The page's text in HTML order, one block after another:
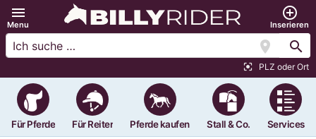
menu
Menu
add_circle_outline
Inserieren
location_on search
center_focus_strong PLZ oder Ort
Für Pferde Für Reiter Pferde kaufen Stall & Co. Services